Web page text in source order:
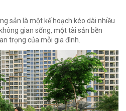
sản là một kế hoạch kéo dài nhiều
gian sống, một tài sản bền
trọng của mỗi gia đình.